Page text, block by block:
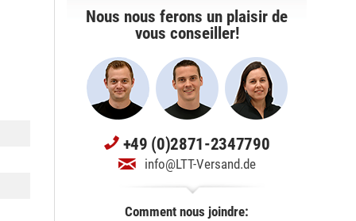
Nous nous ferons un plaisir de
vous conseiller!
+49 (0)2871-2347790
info@LTT-Versand.de
Comment nous joindre: